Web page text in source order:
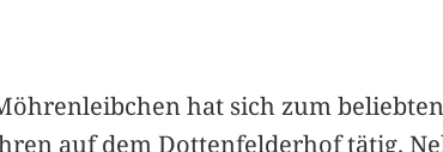
hat sich zum
auf dem Dottenfelderhof tätig.